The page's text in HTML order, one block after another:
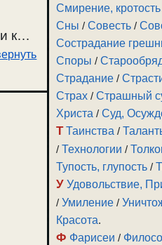
к
и
Смирение, кротость
Сны /Совесть /
Сострадание
Споры /
Страдание /
Страх /Страшный
Христа /Суд,
Т Таинства /
/Технологии /
Тупость, глупость /
У Удовольствие,
/Умиление /
Красота.
Ф Фарисеи /